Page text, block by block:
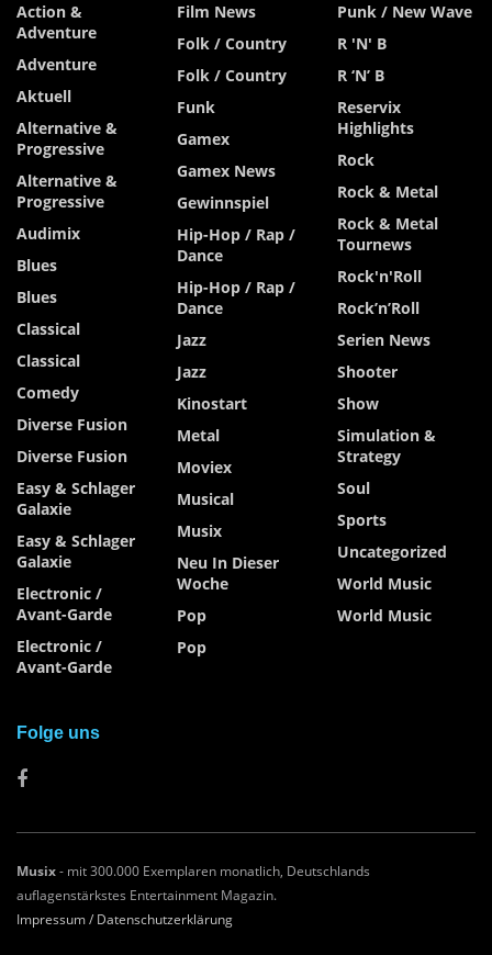
Action &
Adventure
Adventure
Aktuell
Alternative &
Progressive
Alternative &
Progressive
Audimix
Blues
Blues
Classical
Classical
Comedy
Diverse Fusion
Diverse Fusion
Easy & Schlager
Galaxie
Easy & Schlager
Galaxie
Electronic /
Avant-Garde
Electronic /
Avant-Garde
Film News
Folk / Country
Folk / Country
Funk
Gamex
Gamex News
Gewinnspiel
Hip-Hop / Rap /
Dance
Hip-Hop / Rap /
Dance
Jazz
Jazz
Kinostart
Metal
Moviex
Musical
Musix
Neu In Dieser
Woche
Pop
Pop
Punk / New Wave
R 'n' B
R ‘n’ B
Reservix
Highlights
Rock
Rock & Metal
Rock & Metal
Tournews
Rock'n'Roll
Rock’n’Roll
Serien News
Shooter
Show
Simulation &
Strategy
Soul
Sports
Uncategorized
World Music
World Music
Folge uns
Musix- mit 300.000 Exemplaren monatlich, Deutschlands
auflagenstärkstes Entertainment Magazin.
Impressum / Datenschutzerklärung